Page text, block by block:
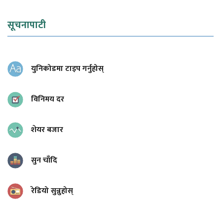
सूचनापाटी
युनिकोडमा टाइप गर्नुहोस्
विनिमय दर
शेयर बजार
सुन चाँदि
रेडियो सुन्नुहोस्